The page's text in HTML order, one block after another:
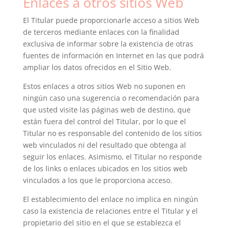
El Titular puede proporcionarle acceso a sitios Web
de terceros mediante enlaces con la finalidad
exclusiva de informar sobre la existencia de otras
fuentes de información en Internet en las que podrá
ampliar los datos ofrecidos en el Sitio Web.
Estos enlaces a otros sitios Web no suponen en
ningún caso una sugerencia o recomendación para
que usted visite las páginas web de destino, que
están fuera del control del Titular, por lo que el
Titular no es responsable del contenido de los sitios
web vinculados ni del resultado que obtenga al
seguir los enlaces. Asimismo, el Titular no responde
de los links o enlaces ubicados en los sitios web
vinculados a los que le proporciona acceso.
El establecimiento del enlace no implica en ningún
caso la existencia de relaciones entre el Titular y el
propietario del sitio en el que se establezca el